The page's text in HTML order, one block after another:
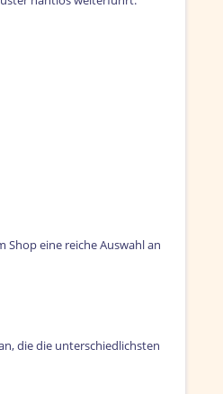
eine reiche Auswahl an
die die unterschiedlichsten